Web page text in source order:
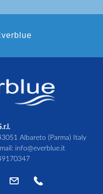
Albareto (Parma) Italy
info@everblue.it